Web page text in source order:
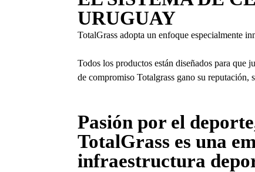
URUGUAY
TotalGrass adopta un enfoque especialmente
Todos los productos están diseñados para que
de compromiso Totalgrass gano su reputación,
Pasión por el
TotalGrass es una
infraestructura